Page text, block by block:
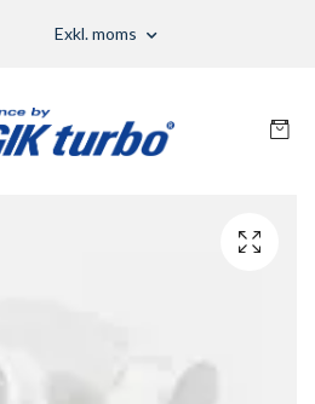
Exkl. moms